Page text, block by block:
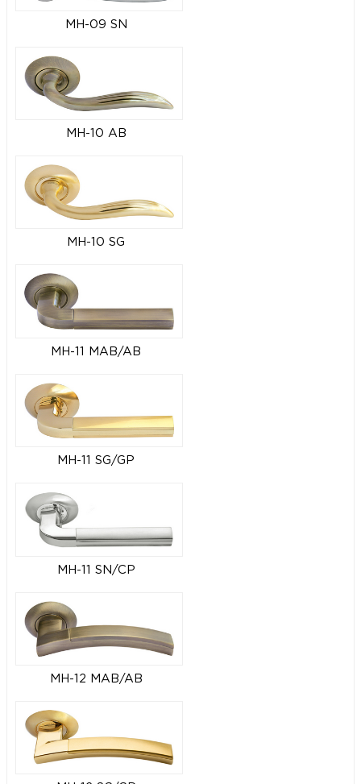
MH-09 SN
MH-10 AB
MH-10 SG
MH-11 MAB/AB
MH-11 SG/GP
MH-11 SN/CP
MH-12 MAB/AB